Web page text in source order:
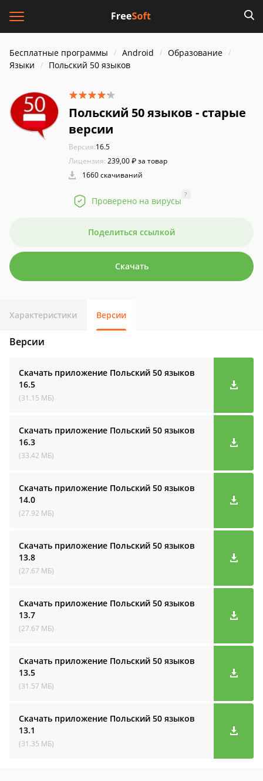
Бесплатные программы Android
Образование
Языки
Польский 50 языков
Польский 50 языков - старые
версии
Версия:16.5
Лицензия: 239,00 ₽ за товар
1660 скачиваний
Проверено на вирусы
?
Поделиться ссылкой
Скачать
Характеристики Версии
Версии
Скачать приложение Польский 50 языков
16.5
(31.15 МБ)
Скачать приложение Польский 50 языков
16.3
(33.42 МБ)
Скачать приложение Польский 50 языков
14.0
(27.92 МБ)
Скачать приложение Польский 50 языков
13.8
(27.67 МБ)
Скачать приложение Польский 50 языков
13.7
(27.67 МБ)
Скачать приложение Польский 50 языков
13.5
(31.57 МБ)
Скачать приложение Польский 50 языков
13.1
(31.35 МБ)